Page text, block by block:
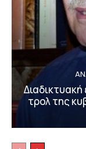
τρολ της